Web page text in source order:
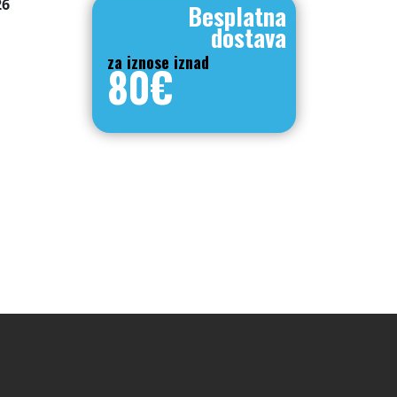
Besplatna
dostava
za iznose iznad
80€